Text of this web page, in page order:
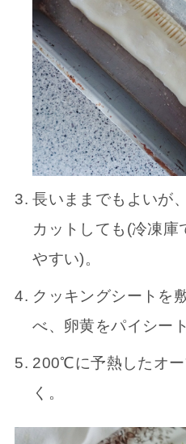
長いままでもよいが
カットしても(冷凍庫
やすい)。
クッキングシートを
べ、卵黄をパイシー
200℃に予熱したオ
く。